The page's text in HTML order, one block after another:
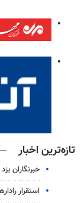
تازه‌ترین اخبار
خبرنگاران
استقرار